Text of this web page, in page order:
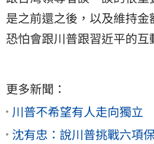
是之前還之後，以及維持金
恐怕會跟川普跟習近平的互
更多新聞：
川普不希望有人走向獨立
沈有忠：說川普挑戰六項